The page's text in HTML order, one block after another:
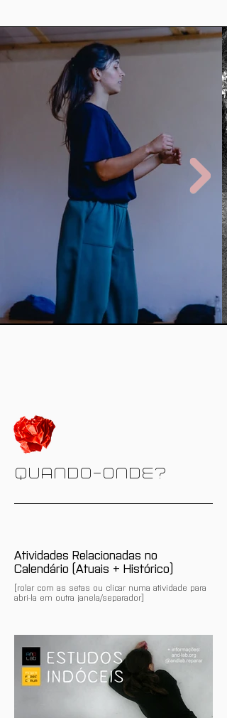
QUANDO-ONDE?
Atividades Relacionadas no
Calendário (Atuais + Histórico)
[rolar com as setas ou clicar numa atividade para
abri-la em outra janela/separador]